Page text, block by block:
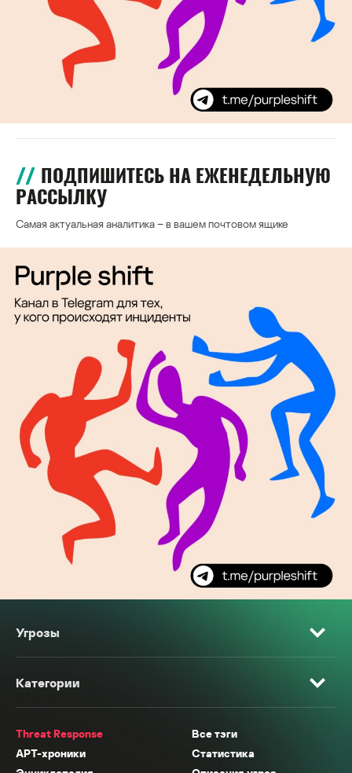
ПОДПИШИТЕСЬ НА ЕЖЕНЕДЕЛЬНУЮ
РАССЫЛКУ
Самая актуальная аналитика – в вашем почтовом ящике
Угрозы
Категории
Threat Response
Все тэги
APT-хроники
Статистика